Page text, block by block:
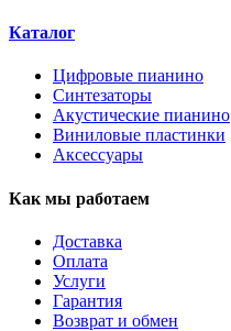
Каталог
Цифровые пианино
Синтезаторы
Акустические пианино
Виниловые пластинки
Аксессуары
Как мы работаем
Доставка
Оплата
Услуги
Гарантия
Возврат и обмен